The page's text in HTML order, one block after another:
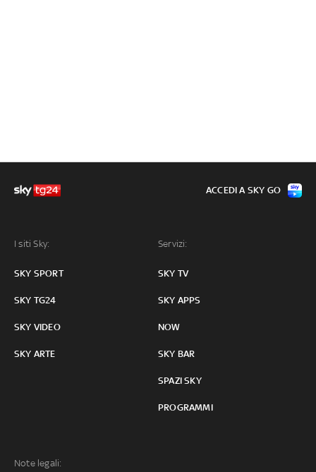
I siti Sky:
SKY SPORT
SKY TG24
SKY VIDEO
SKY ARTE
Servizi:
SKY TV
SKY APPS
NOW
SKY BAR
SPAZI SKY
PROGRAMMI
Note legali:
ACCEDI A SKY GO